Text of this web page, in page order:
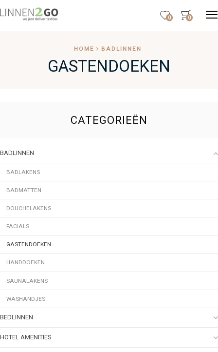
0 0
HOME BADLINNEN
GASTENDOEKEN
CATEGORIEËN
BADLINNEN
BADLAKENS
BADMATTEN
DOUCHELAKENS
FACIALS
GASTENDOEKEN
HANDDOEKEN
SAUNALAKENS
WASHANDJES
BEDLINNEN
HOTEL AMENITIES